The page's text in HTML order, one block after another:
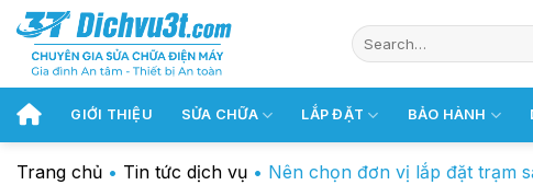
Chuyển
đến
dung
GIỚI THIỆU SỬA CHỮA LẮP ĐẶT BẢO HÀNH
Trang chủ • Tin tức dịch vụ • Nên chọn đơn vị lắp đặt trạm